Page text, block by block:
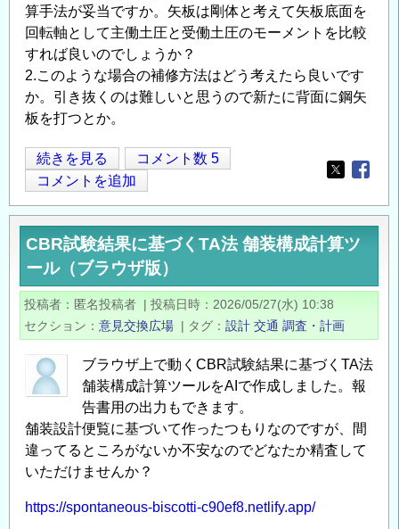
算手法が妥当ですか。矢板は剛体と考えて矢板底面を
回転軸として主働土圧と受働土圧のモーメントを比較
すれば良いのでしょうか？
2.このような場合の補修方法はどう考えたら良いです
か。引き抜くのは難しいと思うので新たに背面に鋼矢
板を打つとか。
傾
斜
し
た
コ
ン
ク
リ
ー
ト
矢
護
岸
の
修
続きを見る
コメント数 5
コメントを追加
Opens in
CBR試験結果に基づくTA法 舗装構成計算ツ
ール（ブラウザ版）
投稿者 匿名投稿者 | 投稿日時
2026/05/27(水) 10:38
セクション
意見交換広場 | タグ 設計 交通 調査・計画
ブラウザ上で動くCBR試験結果に基づくTA法
舗装構成計算ツールをAIで作成しました。報
告書用の出力もできます。
舗装設計便覧に基づいて作ったつもりなのですが、間
違ってるところがないか不安なのでどなたか精査して
いただけませんか？
https://spontaneous-biscotti-c90ef8.netlify.app/